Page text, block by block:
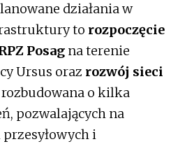
działania w
to rozpoczęcie
Posag na terenie
Ursus oraz rozwój sieci
rozbudowana o kilka
pozwalających na
i